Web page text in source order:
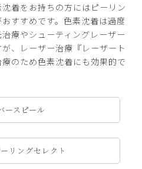
着をお持ちの方にはピーリン
すすめです。色素沈着は過度
療やシューティングレーザー
、レーザー治療『レーザート
のため色素沈着にも効果的で
ースピール
リングセレクト